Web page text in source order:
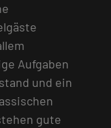
Aufgaben
und ein
gute